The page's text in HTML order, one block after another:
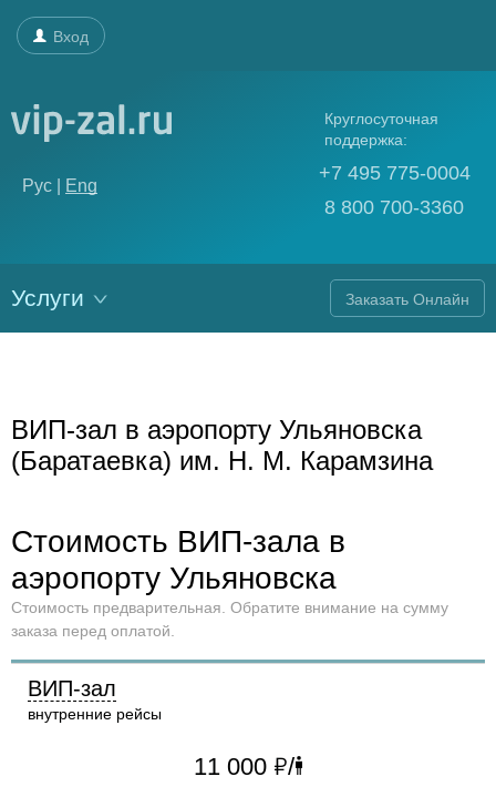
Вход
Рус | Eng
Круглосуточная
поддержка:
+7 495 775-0004
8 800 700-3360
Услуги Заказать Онлайн
ВИП-зал в аэропорту Ульяновска
(Баратаевка) им. Н. М. Карамзина
Стоимость ВИП-зала в
аэропорту Ульяновска
Стоимость предварительная. Обратите внимание на сумму
заказа перед оплатой.
ВИП-зал
внутренние рейсы
11 000 "/
human